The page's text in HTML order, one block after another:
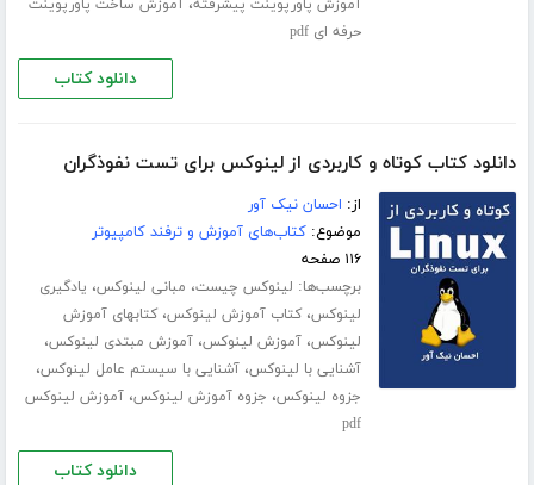
آموزش پاورپوینت پیشرفته،آموزش ساخت پاورپوینت
حرفه ای pdf
دانلود کتاب
دانلود کتاب کوتاه و کاربردی از لینوکس برای تست نفوذگران
از: احسان نیک آور
موضوع:کتاب‌های آموزش و ترفند کامپیوتر
۱۱۶ صفحه
برچسب‌ها: لینوکس چیست، مبانی لینوکس، یادگیری
لینوکس،کتاب آموزش لینوکس،کتابهای آموزش
لینوکس،آموزش لینوکس،آموزش مبتدی لینوکس،
آشنایی با لینوکس،آشنایی با سیستم عامل لینوکس،
جزوه لینوکس، جزوه آموزش لینوکس،آموزش لینوکس
pdf
دانلود کتاب